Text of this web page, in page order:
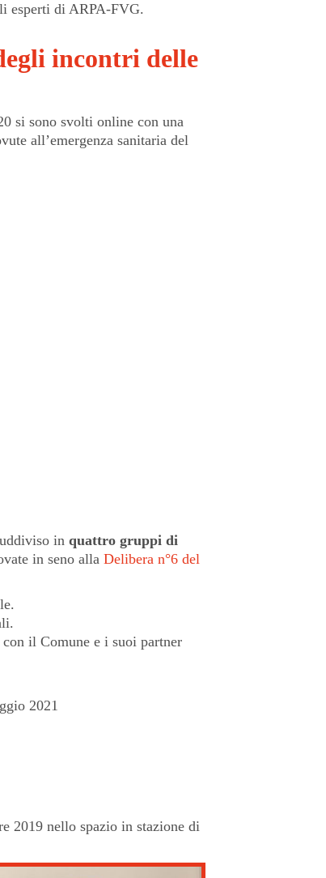
esperti di ARPA-FVG.
incontri delle
si sono svolti online con una
all’emergenza sanitaria del
in quattro gruppi di
in seno alla Delibera n°6 del
il Comune e i suoi partner
2021
2019 nello spazio in stazione di